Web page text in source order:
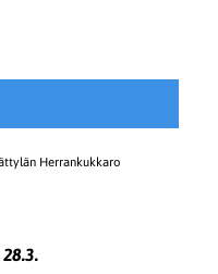
Herrankukkaro